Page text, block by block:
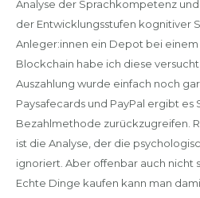
Analyse der Sprachkompetenz
der Entwicklungsstufen kognitiver
Anleger:innen ein Depot bei
Blockchain habe ich diese
Auszahlung wurde einfach noch gar
Paysafecards und PayPal ergibt es
Bezahlmethode zurückzugreifen.
ist die Analyse, der die
ignoriert. Aber offenbar auch nicht
Echte Dinge kaufen kann man